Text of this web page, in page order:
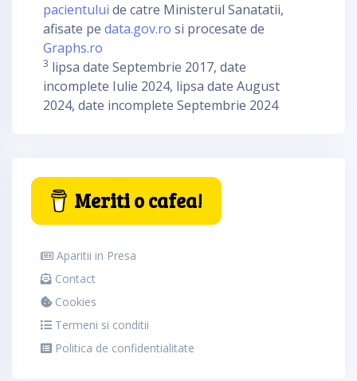
pacientului de catre Ministerul Sanatatii,
afisate pe data.gov.ro si procesate de
Graphs.ro
3 lipsa date Septembrie 2017, date
incomplete Iulie 2024, lipsa date August
2024, date incomplete Septembrie 2024
Meriti o cafea!
Aparitii in Presa
Contact
Cookies
Termeni si conditii
Politica de confidentialitate